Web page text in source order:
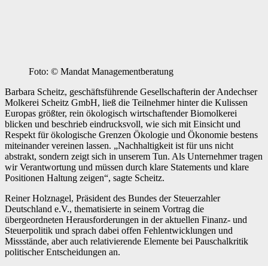
Foto: © Mandat Managementberatung
Barbara Scheitz, geschäftsführende Gesellschafterin der Andechser
Molkerei Scheitz GmbH, ließ die Teilnehmer hinter die Kulissen
Europas größter, rein ökologisch wirtschaftender Biomolkerei
blicken und beschrieb eindrucksvoll, wie sich mit Einsicht und
Respekt für ökologische Grenzen Ökologie und Ökonomie bestens
miteinander vereinen lassen. „Nachhaltigkeit ist für uns nicht
abstrakt, sondern zeigt sich in unserem Tun. Als Unternehmer tragen
wir Verantwortung und müssen durch klare Statements und klare
Positionen Haltung zeigen“, sagte Scheitz.
Reiner Holznagel, Präsident des Bundes der Steuerzahler
Deutschland e.V., thematisierte in seinem Vortrag die
übergeordneten Herausforderungen in der aktuellen Finanz- und
Steuerpolitik und sprach dabei offen Fehlentwicklungen und
Missstände, aber auch relativierende Elemente bei Pauschalkritik
politischer Entscheidungen an.